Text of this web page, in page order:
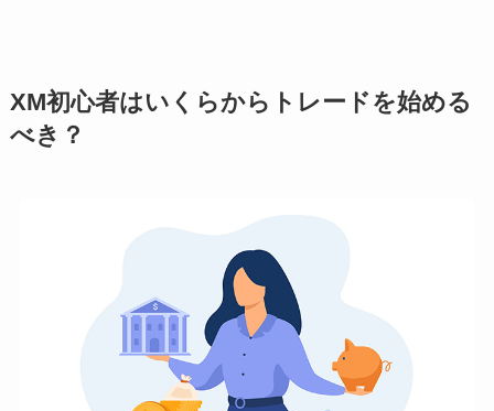
XM初心者はいくらからトレードを始める
べき？